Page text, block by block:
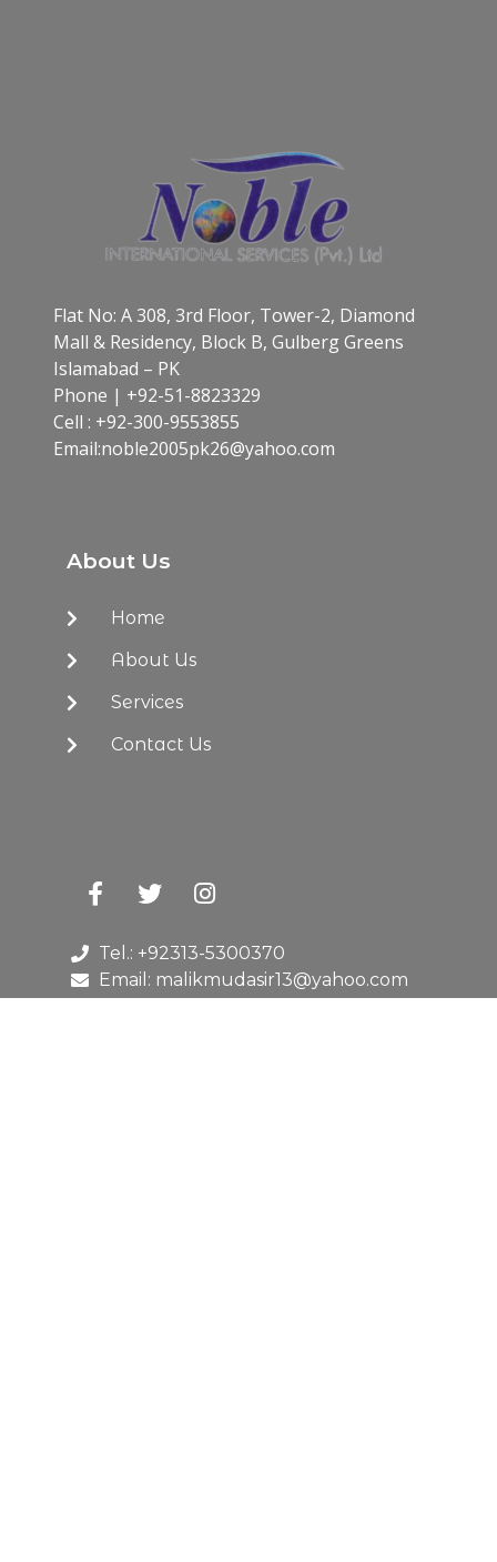
Flat No: A 308, 3rd Floor, Tower-2, Diamond
Mall & Residency, Block B, Gulberg Greens
Islamabad – PK
Phone | +92-51-8823329
Cell : +92-300-9553855
Email:noble2005pk26@yahoo.com​
About Us
Home
About Us
Services
Contact Us
Tel.: +92313-5300370
Email: malikmudasir13@yahoo.com